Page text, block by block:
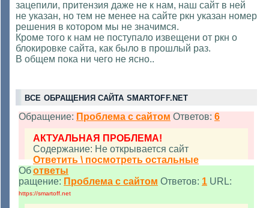
зацепили, притензия даже не к нам, наш сайт в ней
не указан, но тем не менее на сайте ркн указан номер
решения в котором мы не значимся.
Кроме того к нам не поступало извещени от ркн о
блокировке сайта, как было в прошлый раз.
В общем пока ни чего не ясно..
ВСЕ ОБРАЩЕНИЯ САЙТА SMARTOFF.NET
Обращение: Проблема с сайтом Ответов: 6
АКТУАЛЬНАЯ ПРОБЛЕМА!
Содержание: Не открывается сайт
Ответить \ посмотреть остальные
ответы
Об
ращение: Проблема с сайтом Ответов: 1 URL:
https://smartoff.net